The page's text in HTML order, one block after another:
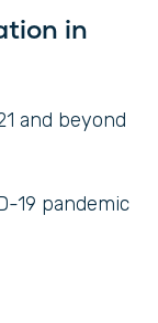
in
and beyond
19 pandemic